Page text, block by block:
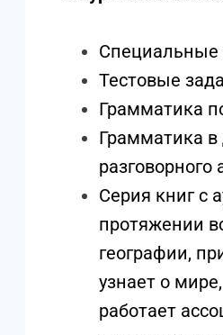
Специальные
Тестовые
Грамматика
Грамматика в
разговорного
Серия книг с
протяжении
географии,
узнает о
работает